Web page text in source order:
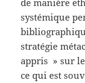
de manière
systémique
stratégie
appris » sur
ce qui est